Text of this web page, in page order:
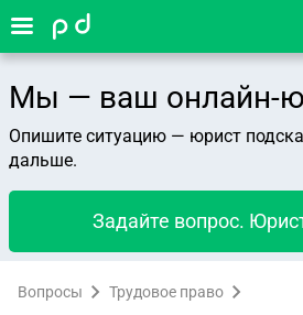
Мы — ваш онлайн-
Опишите ситуацию — юрист
дальше.
Задайте вопрос.
Вопросы Трудовое право